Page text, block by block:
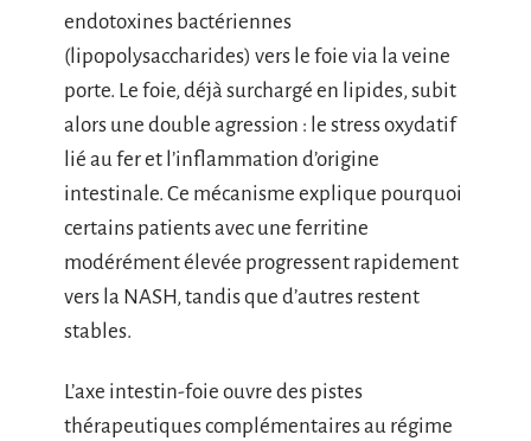
endotoxines bactériennes
(lipopolysaccharides) vers le foie via la veine
porte. Le foie, déjà surchargé en lipides, subit
alors une double agression : le stress oxydatif
lié au fer et l’inflammation d’origine
intestinale. Ce mécanisme explique pourquoi
certains patients avec une ferritine
modérément élevée progressent rapidement
vers la NASH, tandis que d’autres restent
stables.
L’axe intestin-foie ouvre des pistes
thérapeutiques complémentaires au régime